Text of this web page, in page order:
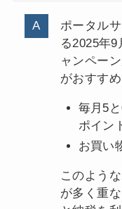
ポータル
る2025年
ャンペー
がおすすめ
毎月5
ポイン
お買い
このよう
が多く重